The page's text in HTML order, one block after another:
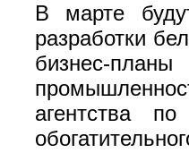
В марте
разработки
бизнес-
агентства